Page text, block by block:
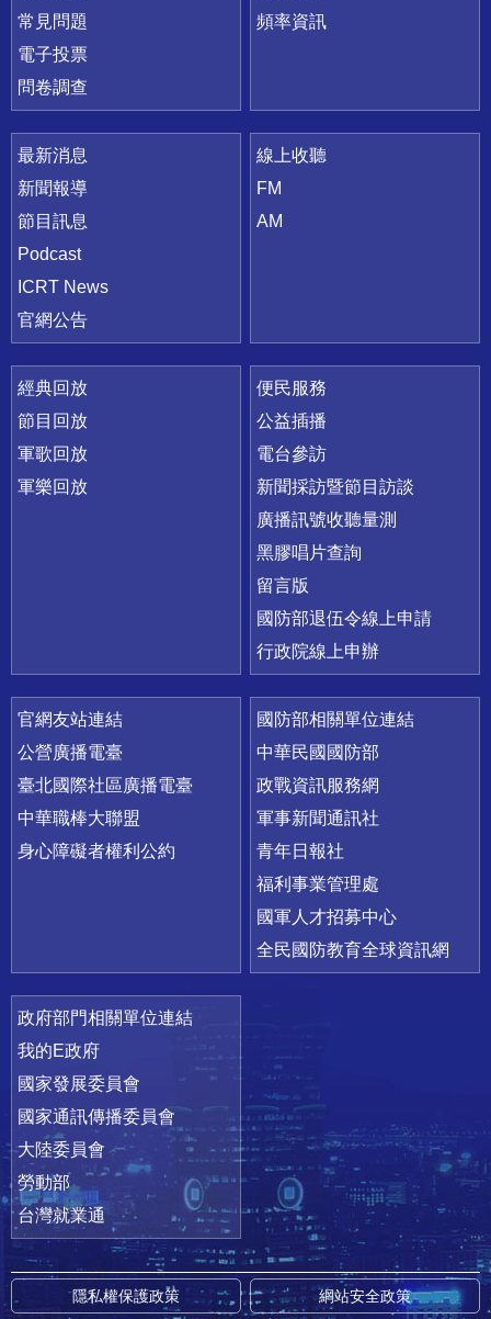
常見問題
電子投票
問卷調查
頻率資訊
最新消息
新聞報導
節目訊息
Podcast
ICRT News
官網公告
線上收聽
FM
AM
經典回放
節目回放
軍歌回放
軍樂回放
便民服務
公益插播
電台參訪
新聞採訪暨節目訪談
廣播訊號收聽量測
黑膠唱片查詢
留言版
國防部退伍令線上申請
行政院線上申辦
官網友站連結
公營廣播電臺
臺北國際社區廣播電臺
中華職棒大聯盟
身心障礙者權利公約
國防部相關單位連結
中華民國國防部
政戰資訊服務網
軍事新聞通訊社
青年日報社
福利事業管理處
國軍人才招募中心
全民國防教育全球資訊網
政府部門相關單位連結
我的E政府
國家發展委員會
國家通訊傳播委員會
大陸委員會
勞動部
台灣就業通
隱私權保護政策 網站安全政策